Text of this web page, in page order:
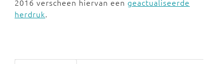
2016 verscheen hiervan een geactualiseerde
herdruk.